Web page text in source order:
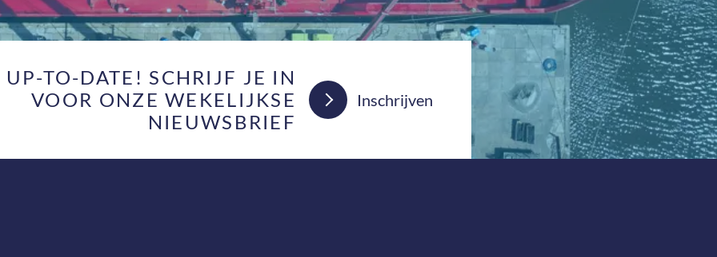
TO-DATE! SCHRIJF JE IN
VOOR ONZE WEKELIJKSE
NIEUWSBRIEF
Inschrijven